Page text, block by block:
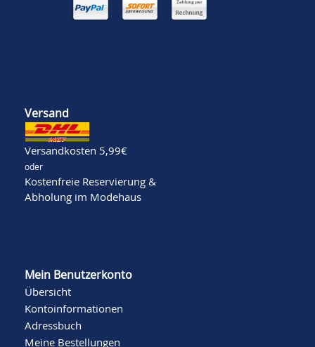
Versand
Versandkosten 5,99€
oder
Kostenfreie Reservierung &
Abholung im Modehaus
Mein Benutzerkonto
Übersicht
Kontoinformationen
Adressbuch
Meine Bestellungen